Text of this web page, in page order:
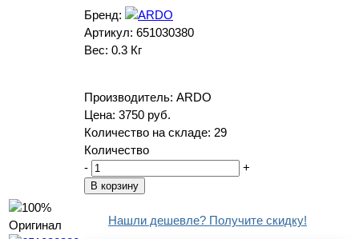
Бренд:
Артикул: 651030380
Вес: 0.3 Кг
Производитель: ARDO
Цена: 3750 руб.
Количество на складе: 29
Количество
-
+
Нашли дешевле? Получите скидку!